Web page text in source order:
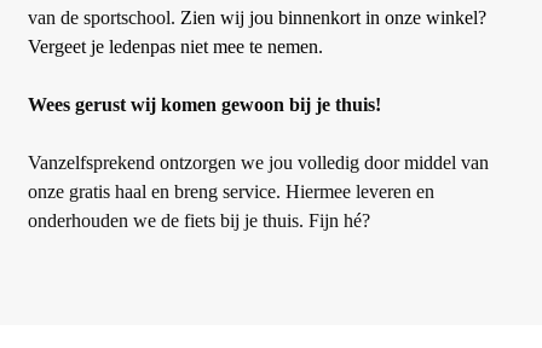
van de sportschool. Zien wij jou binnenkort in onze winkel?
Vergeet je ledenpas niet mee te nemen.
Wees gerust wij komen gewoon bij je thuis!
Vanzelfsprekend ontzorgen we jou volledig door middel van
onze gratis haal en breng service. Hiermee leveren en
onderhouden we de fiets bij je thuis. Fijn hé?